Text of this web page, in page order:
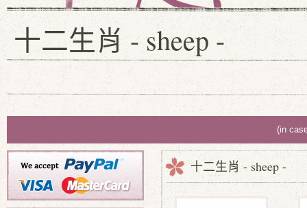
十二生肖 - sheep -
(in
十二生肖 - sheep -